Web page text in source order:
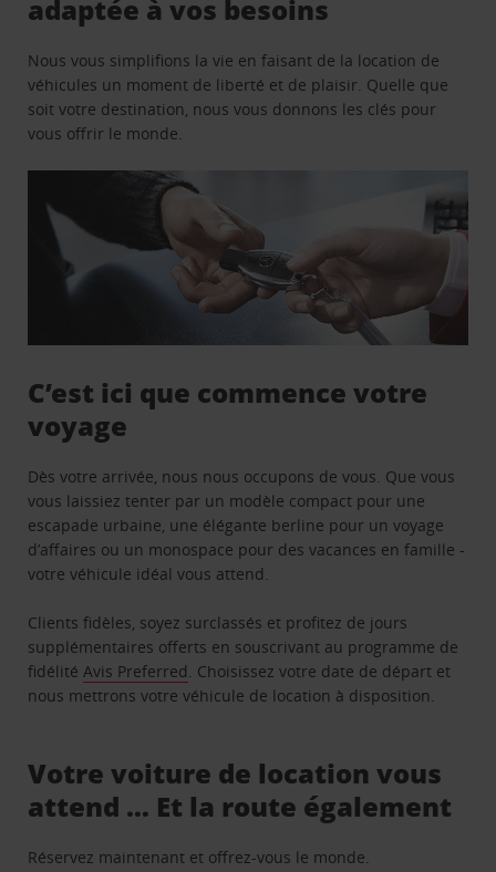
adaptée à vos besoins
Nous vous simplifions la vie en faisant de la location de
véhicules un moment de liberté et de plaisir. Quelle que
soit votre destination, nous vous donnons les clés pour
vous offrir le monde.
C’est ici que commence votre
voyage
Dès votre arrivée, nous nous occupons de vous. Que vous
vous laissiez tenter par un modèle compact pour une
escapade urbaine, une élégante berline pour un voyage
d’affaires ou un monospace pour des vacances en famille -
votre véhicule idéal vous attend.
Clients fidèles, soyez surclassés et profitez de jours
supplémentaires offerts en souscrivant au programme de
fidélitéAvis Preferred. Choisissez votre date de départ et
nous mettrons votre véhicule de location à disposition.
Votre voiture de location vous
attend … Et la route également
Réservez maintenant et offrez-vous le monde.